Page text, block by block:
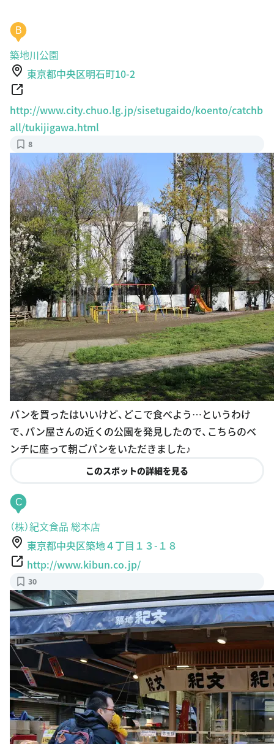
B
築地川公園
東京都中央区明石町10-2
http://www.city.chuo.lg.jp/sisetugaido/koento/catchb
all/tukijigawa.html
8
パンを買ったはいいけど、どこで食べよう…というわけ
で、パン屋さんの近くの公園を発見したので、こちらのベ
ンチに座って朝ごパンをいただきました♪
このスポットの詳細を見る
C
（株）紀文食品 総本店
東京都中央区築地４丁目１３-１８
http://www.kibun.co.jp/
30